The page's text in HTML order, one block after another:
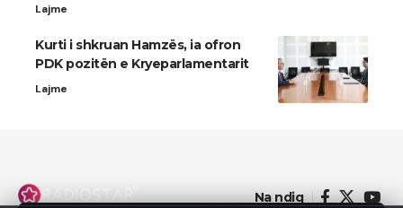
Lajme
Kurti i shkruan Hamzës, ia ofron
PDK pozitën e Kryeparlamentarit
Lajme
Na ndiq